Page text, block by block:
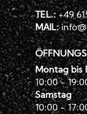
TEL.:+49
MAIL:
Montag bis
10:00 -
Samstag
10:00 -